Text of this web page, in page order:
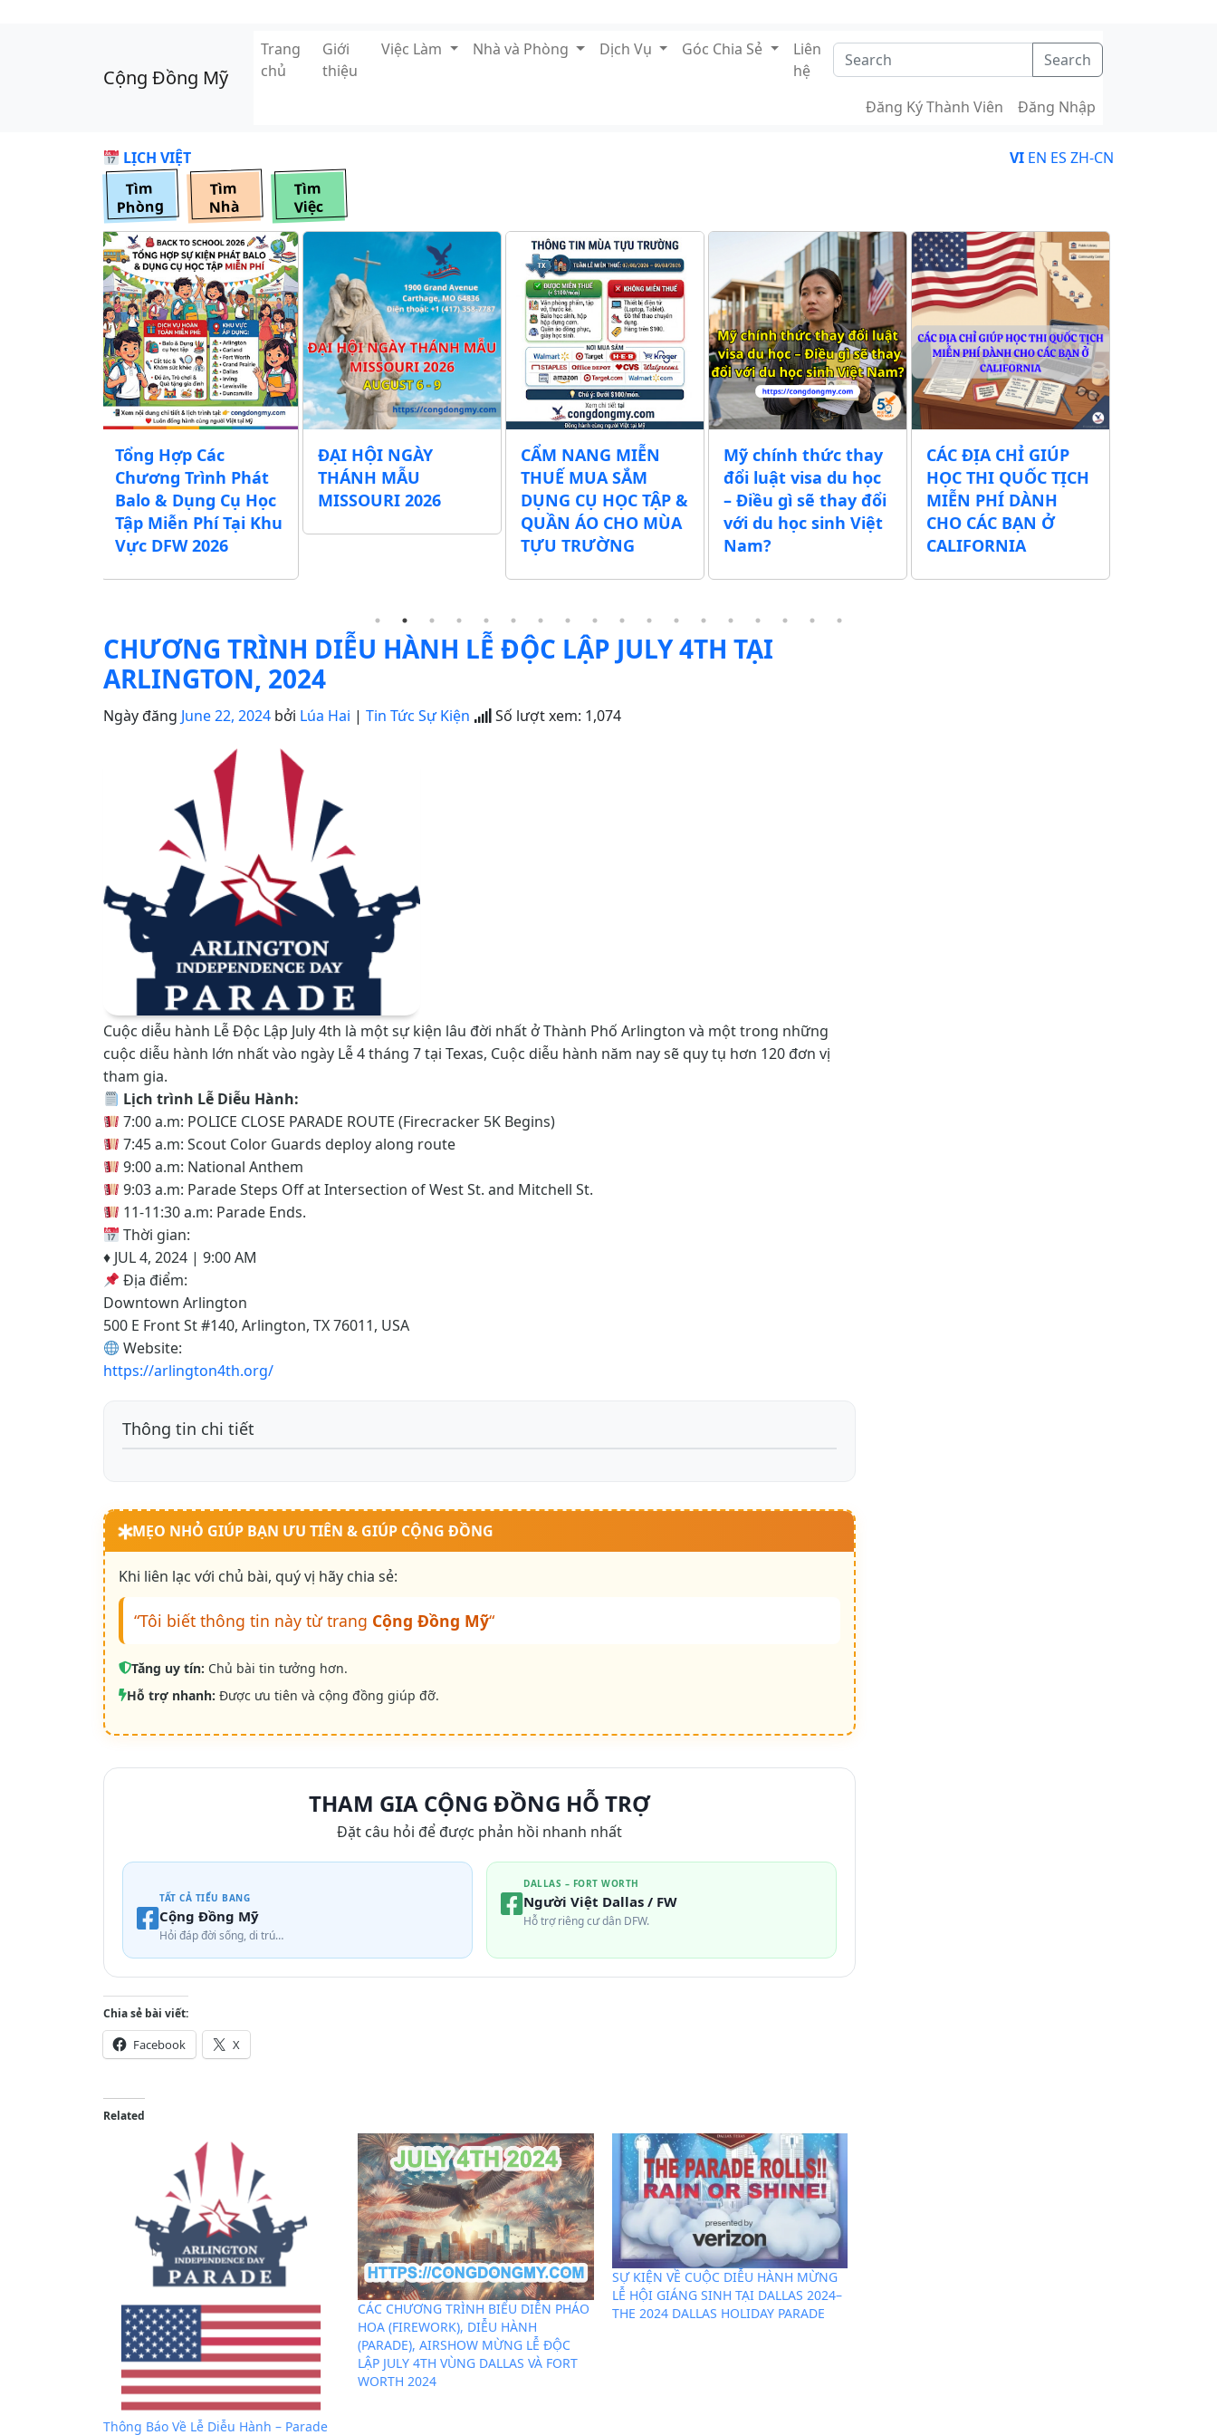
Cộng Đồng Mỹ
Trang
chủ
Giới
thiệu
Việc Làm Nhà và Phòng Dịch Vụ Góc Chia Sẻ
Liên
hệ
Search
Đăng Ký Thành Viên Đăng Nhập
LỊCH VIỆT VI EN ES ZH-CN
Tìm
Phòng
Tìm
Nhà
Tìm
Việc
Tổng Hợp Các
Chương Trình Phát
Balo & Dụng Cụ Học
Tập Miễn Phí Tại Khu
Vực DFW 2026
ĐẠI HỘI NGÀY
THÁNH MẪU
MISSOURI 2026
CẨM NANG MIỄN
THUẾ MUA SẮM
DỤNG CỤ HỌC TẬP &
QUẦN ÁO CHO MÙA
TỰU TRƯỜNG
Mỹ chính thức thay
đổi luật visa du học
– Điều gì sẽ thay đổi
với du học sinh Việt
CÁC ĐỊA CHỈ GIÚP
HỌC THI QUỐC TỊCH
MIỄN PHÍ DÀNH
CHO CÁC BẠN Ở
CALIFORNIA
Chính quyền đề
xuất tăng phí
CHƯƠNG TRÌNH DIỄU HÀNH LỄ ĐỘC LẬP JULY 4TH TẠI
ARLINGTON, 2024
Ngày đăng June 22, 2024 bởi Lúa Hai | Tin Tức Sự Kiện Số lượt xem: 1,074
Cuộc diễu hành Lễ Độc Lập July 4th là một sự kiện lâu đời nhất ở Thành Phố Arlington và một trong những
cuộc diễu hành lớn nhất vào ngày Lễ 4 tháng 7 tại Texas, Cuộc diễu hành năm nay sẽ quy tụ hơn 120 đơn vị
tham gia.
Lịch trình Lễ Diễu Hành:
7:00 a.m: POLICE CLOSE PARADE ROUTE (Firecracker 5K Begins)
7:45 a.m: Scout Color Guards deploy along route
9:00 a.m: National Anthem
9:03 a.m: Parade Steps Off at Intersection of West St. and Mitchell St.
11-11:30 a.m: Parade Ends.
Thời gian:
♦️ JUL 4, 2024 | 9:00 AM
Địa điểm:
Downtown Arlington
500 E Front St #140, Arlington, TX 76011, USA
Website:
https://arlington4th.org/
Thông tin chi tiết
MẸO NHỎ GIÚP BẠN ƯU TIÊN & GIÚP CỘNG ĐỒNG
Khi liên lạc với chủ bài, quý vị hãy chia sẻ:
“Tôi biết thông tin này từ trang Cộng Đồng Mỹ“
Tăng uy tín: Chủ bài tin tưởng hơn.
Hỗ trợ nhanh: Được ưu tiên và cộng đồng giúp đỡ.
THAM GIA CỘNG ĐỒNG HỖ TRỢ
Đặt câu hỏi để được phản hồi nhanh nhất
TẤT CẢ TIỂU BANG
Cộng Đồng Mỹ
Hỏi đáp đời sống, di trú…
DALLAS – FORT WORTH
Người Việt Dallas / FW
Hỗ trợ riêng cư dân DFW.
Chia sẻ bài viết:
Facebook X
Related
Thông Báo Về Lễ Diễu Hành – Parade
CÁC CHƯƠNG TRÌNH BIỂU DIỄN PHÁO
HOA (FIREWORK), DIỄU HÀNH
(PARADE), AIRSHOW MỪNG LỄ ĐỘC
LẬP JULY 4TH VÙNG DALLAS VÀ FORT
WORTH 2024
SỰ KIỆN VỀ CUỘC DIỄU HÀNH MỪNG
LỄ HỘI GIÁNG SINH TẠI DALLAS 2024–
THE 2024 DALLAS HOLIDAY PARADE